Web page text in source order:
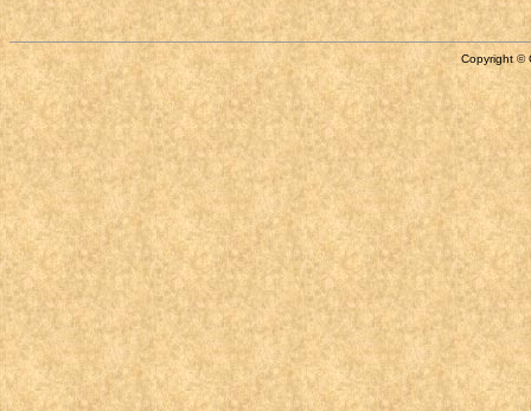
Copyright ©